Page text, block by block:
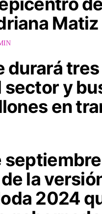
Matiz
durará
y
en
la
2024